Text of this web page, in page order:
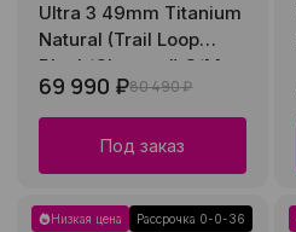
Ultra 3 49mm Titanium
Natural (Trail Loop
Black/Charcoal) S/M
69 990 ₽80 490 ₽
Под заказ
Низкая цена Рассрочка 0-0-36